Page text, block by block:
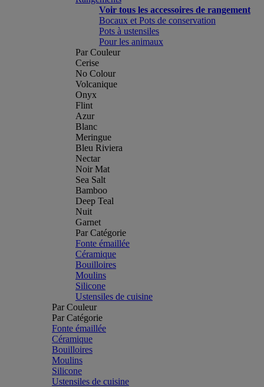
Voir tous les accessoires de rangement
Bocaux et Pots de conservation
Pots à ustensiles
Pour les animaux
Par Couleur
Cerise
No Colour
Volcanique
Onyx
Flint
Azur
Blanc
Meringue
Bleu Riviera
Nectar
Noir Mat
Sea Salt
Bamboo
Deep Teal
Nuit
Garnet
Par Catégorie
Fonte émaillée
Céramique
Bouilloires
Moulins
Silicone
Ustensiles de cuisine
Par Couleur
Par Catégorie
Fonte émaillée
Céramique
Bouilloires
Moulins
Silicone
Ustensiles de cuisine